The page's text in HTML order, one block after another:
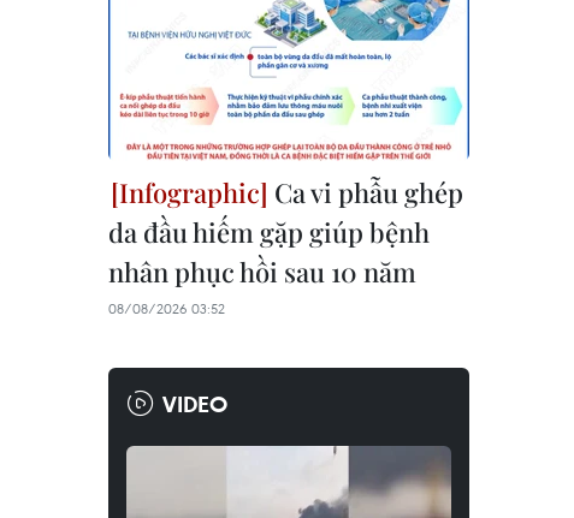
Ca vi phẫu ghép
da đầu hiếm gặp giúp bệnh
nhân phục hồi sau 10 năm
08/08/2026 03:52
VIDEO